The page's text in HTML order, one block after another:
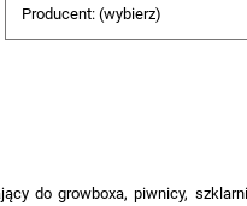
Producent: (wybierz)
do growboxa, piwnicy,